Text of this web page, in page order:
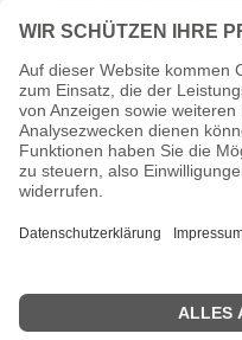
Fränkischen
Raritäten aus
Einzelstücke
Famos. – finest
Wir spielen die
conny morath
stimme – sprache –
Die durchgestrichenen